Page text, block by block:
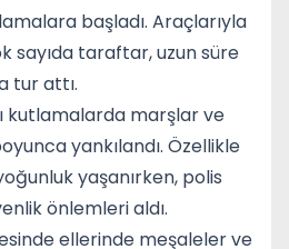
başladı. Araçlarıyla
sayıda taraftar, uzun süre
tur attı.
kutlamalarda marşlar ve
yankılandı. Özellikle
yaşanırken, polis
önlemleri aldı.
ellerinde meşaleler ve